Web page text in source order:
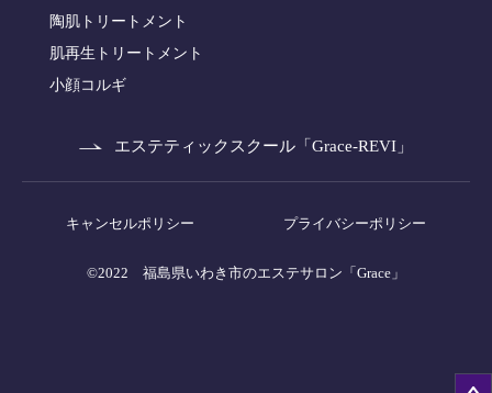
陶肌トリートメント
肌再生トリートメント
小顔コルギ
エステティックスクール「Grace-REVI」
キャンセルポリシー プライバシーポリシー
©2022 福島県いわき市のエステサロン「Grace」